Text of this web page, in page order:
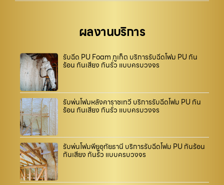
ผลงานบริการ
รับฉีด PU Foam ภูเก็ต บริการรับฉีดโฟม PU กัน
ร้อน กันเสียง กันรั่ว แบบครบวงจร
รับพ่นโฟมหลังคาราชเทวี บริการรับฉีดโฟม PU กัน
ร้อน กันเสียง กันรั่ว แบบครบวงจร
รับพ่นโฟมพียูอุทัยธานี บริการรับฉีดโฟม PU กันร้อน
กันเสียง กันรั่ว แบบครบวงจร